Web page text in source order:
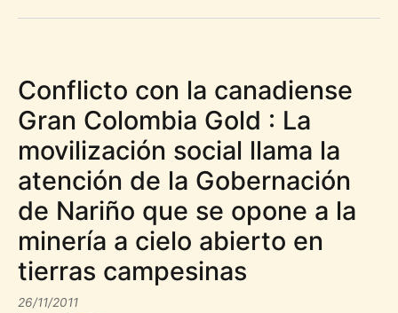
Conflicto con la canadiense
Gran Colombia Gold : La
movilización social llama la
atención de la Gobernación
de Nariño que se opone a la
minería a cielo abierto en
tierras campesinas
26/11/2011